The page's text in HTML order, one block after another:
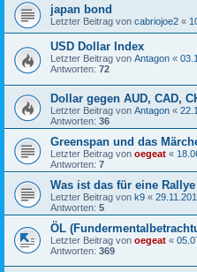
japan bond
Letzter Beitrag von cabriojoe2 «
USD Dollar Index
Letzter Beitrag von Antagon «
Antworten: 72
Dollar gegen AUD, CAD,
Letzter Beitrag von Antagon «
Antworten: 36
Greenspan und das
Letzter Beitrag von oegeat «
Antworten: 7
Was ist das für eine
Letzter Beitrag von k9 «
Antworten: 5
ÖL
Letzter Beitrag von oegeat «
Antworten: 369